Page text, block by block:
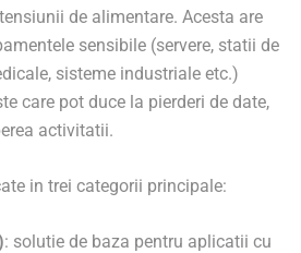
de alimentare. Acesta are
sensibile (servere, statii de
sisteme industriale etc.)
care pot duce la pierderi de date,
activitatii.
in trei categorii principale:
: solutie de baza pentru aplicatii cu